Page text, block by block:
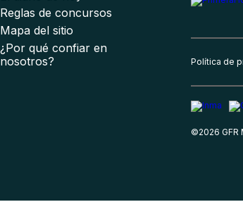
Reglas de concursos
Mapa del sitio
¿Por qué confiar en
nosotros?
Política de
©2026